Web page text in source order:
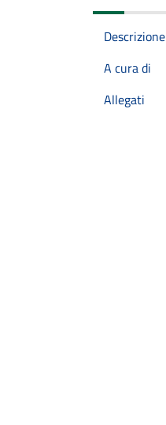
Descrizione
A cura di
Allegati